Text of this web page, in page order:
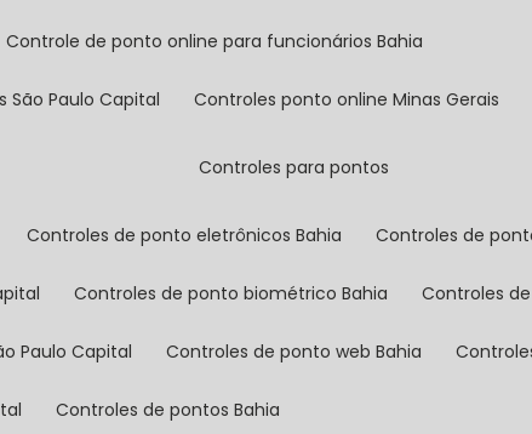
controle de ponto online para funcionários Bahia
São Paulo Capital controles ponto online Minas Gerais
controles para pontos
controles de ponto eletrônicos Bahia controles de
controles de ponto biométrico Bahia controles
Paulo Capital controles de ponto web Bahia
controles de pontos Bahia